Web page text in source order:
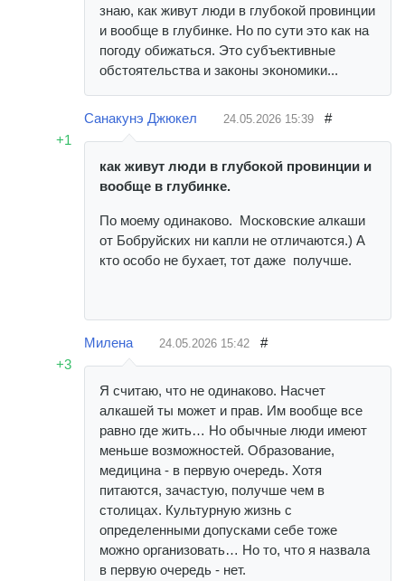
знаю, как живут люди в глубокой провинции
и вообще в глубинке. Но по сути это как на
погоду обижаться. Это субъективные
обстоятельства и законы экономики...
+1
Санакунэ Джюкел 24.05.2026 15:39 #
как живут люди в глубокой провинции и
вообще в глубинке.
По моему одинаково. Московские алкаши
от Бобруйских ни капли не отличаются.) А
кто особо не бухает, тот даже получше.
+3
Милена 24.05.2026 15:42 #
Я считаю, что не одинаково. Насчет
алкашей ты может и прав. Им вообще все
равно где жить… Но обычные люди имеют
меньше возможностей. Образование,
медицина - в первую очередь. Хотя
питаются, зачастую, получше чем в
столицах. Культурную жизнь с
определенными допусками себе тоже
можно организовать… Но то, что я назвала
в первую очередь - нет.